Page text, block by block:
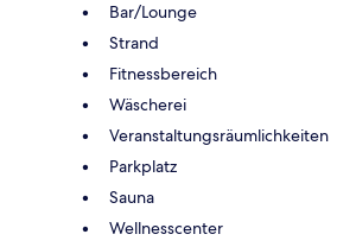
Bar/Lounge
Strand
Fitnessbereich
Wäscherei
Veranstaltungsräumlichkeiten
Parkplatz
Sauna
Wellnesscenter